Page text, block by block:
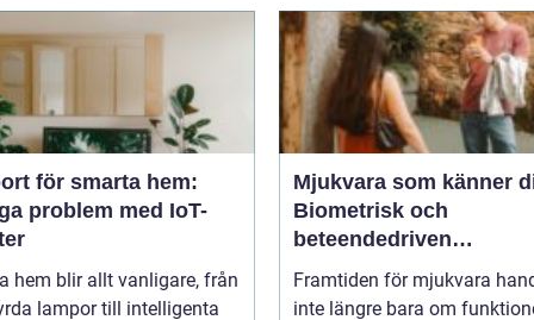
för smarta hem:
problem med IoT-
hem blir allt vanligare, från
lampor till intelligenta
Mjukvara som känner
Biometrisk och
beteendedriven
personalisering
Framtiden för mjukvara
inte längre bara om